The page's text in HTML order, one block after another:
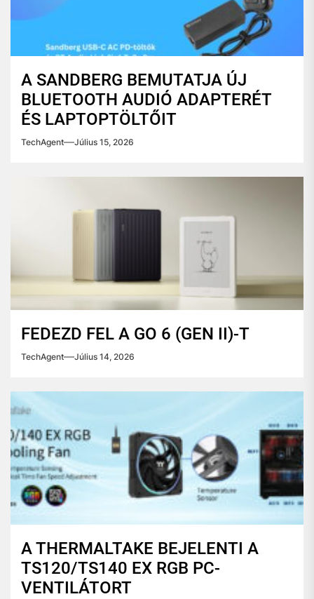
A SANDBERG BEMUTATJA ÚJ
BLUETOOTH AUDIÓ ADAPTERÉT
ÉS LAPTOPTÖLTŐIT
TechAgent Július 15, 2026
FEDEZD FEL A GO 6 (GEN II)-T
TechAgent Július 14, 2026
A THERMALTAKE BEJELENTI A
TS120/TS140 EX RGB PC-
VENTILÁTORT